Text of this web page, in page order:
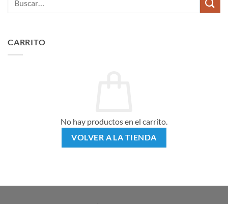
CARRITO
No hay productos en el carrito.
VOLVER A LA TIENDA